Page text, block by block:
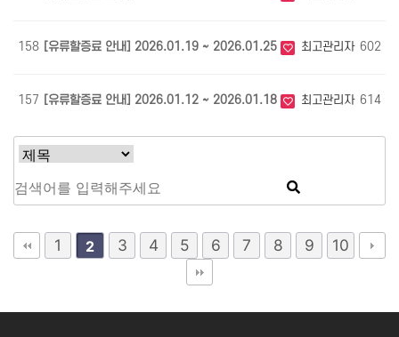
158 [유류할증료 안내] 2026.01.19 ~ 2026.01.25 최고관리자 602
157 [유류할증료 안내] 2026.01.12 ~ 2026.01.18 최고관리자 614
1 2 3 4 5 6 7 8 9 10